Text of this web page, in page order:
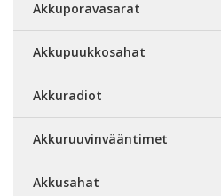
Akkuporavasarat
Akkupuukkosahat
Akkuradiot
Akkuruuvinvääntimet
Akkusahat